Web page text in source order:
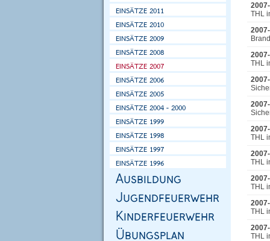
THL
THL
THL
THL
THL
THL
THL